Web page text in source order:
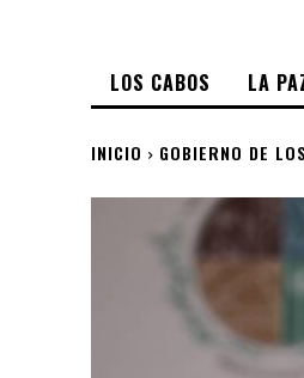
LOS CABOS LA
INICIO GOBIERNO DE